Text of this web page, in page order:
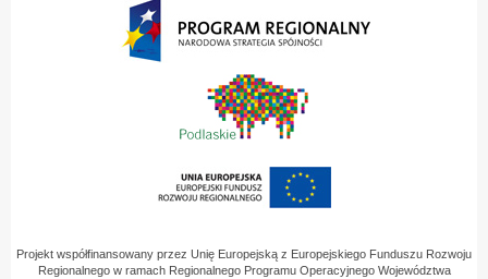
Projekt współfinansowany przez Unię Europejską z Europejskiego Funduszu Rozwoju
Regionalnego w ramach Regionalnego Programu Operacyjnego Województwa